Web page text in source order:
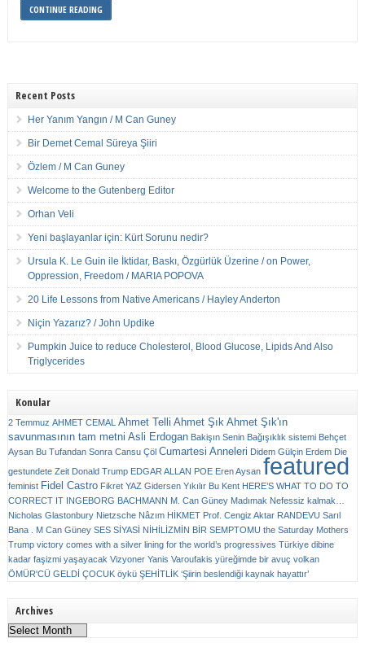
CONTINUE READING
Recent Posts
Her Yanım Yangın / M Can Guney
Bir Demet Cemal Süreya Şiiri
Özlem / M Can Guney
Welcome to the Gutenberg Editor
Orhan Veli
Yeni başlayanlar için: Kürt Sorunu nedir?
Ursula K. Le Guin ile İktidar, Baskı, Özgürlük Üzerine / on Power,
Oppression, Freedom / MARIA POPOVA
20 Life Lessons from Native Americans / Hayley Anderton
Niçin Yazarız? / John Updike
Pumpkin Juice to reduce Cholesterol, Blood Glucose, Lipids And Also
Triglycerides
Konular
2 Temmuz AHMET CEMAL Ahmet Telli Ahmet Şık Ahmet Şık'ın
savunmasının tam metni Asli Erdogan Bakişın Senin Bağışıklık sistemi Behçet
Aysan Bu Tufandan Sonra Cansu Çöl Cumartesi Anneleri Didem Gülçin Erdem Die
gestundete Zeit Donald Trump EDGAR ALLAN POE Eren Aysan featured
feminist Fidel Castro Fikret YAZ Gidersen Yıkılır Bu Kent HERE’S WHAT TO DO TO
CORRECT IT INGEBORG BACHMANN M. Can Güney Madımak Nefessiz kalmak…
Nicholas Glastonbury Nietzsche Nâzım HİKMET Prof. Cengiz Aktar RANDEVU Sarıl
Bana . M Can Güney SES SİYASİ NİHİLİZMİN BİR SEMPTOMU the Saturday Mothers
Trump victory comes with a silver lining for the world’s progressives Türkiye dibine
kadar faşizmi yaşayacak Vizyoner Yanis Varoufakis yüreğimde bir avuç volkan
ÖMÜR'CÜ GELDİ ÇOCUK öykü ŞEHİTLİK ‘Şiirin beslendiği kaynak hayattır’
Archives
Archives